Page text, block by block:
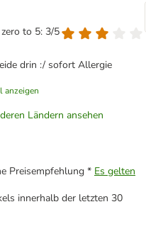
to 5: 3/5
drin :/ sofort Allergie
anzeigen
Ländern ansehen
Preisempfehlung * Es gelten
innerhalb der letzten 30